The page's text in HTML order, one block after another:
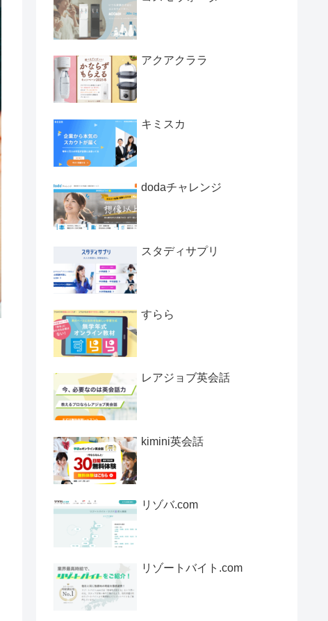
アクアクララ
キミスカ
dodaチャレンジ
スタディサプリ
すらら
レアジョブ英会話
kimini英会話
リゾバ.com
リゾートバイト.com